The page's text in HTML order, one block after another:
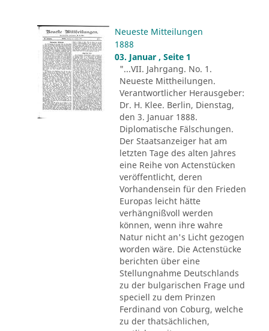
Neueste Mitteilungen
1888
03. Januar , Seite 1
"...VII. Jahrgang. No. 1.
Neueste Mittheilungen.
Verantwortlicher Herausgeber:
Dr. H. Klee. Berlin, Dienstag,
den 3. Januar 1888.
Diplomatische Fälschungen.
Der Staatsanzeiger hat am
letzten Tage des alten Jahres
eine Reihe von Actenstücken
veröffentlicht, deren
Vorhandensein für den Frieden
Europas leicht hätte
verhängnißvoll werden
können, wenn ihre wahre
Natur nicht an's Licht gezogen
worden wäre. Die Actenstücke
berichten über eine
Stellungnahme Deutschlands
zu der bulgarischen Frage und
speciell zu dem Prinzen
Ferdinand von Coburg, welche
zu der thatsächlichen,